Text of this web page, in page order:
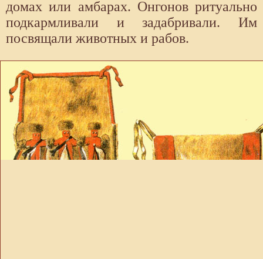
домах или амбарах. Онгонов ритуально
подкармливали и задабривали. Им
посвящали животных и рабов.